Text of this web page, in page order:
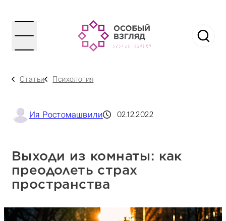
Статьи Психология
Ия Ростомашвили 02.12.2022
Выходи из комнаты: как
преодолеть страх
пространства